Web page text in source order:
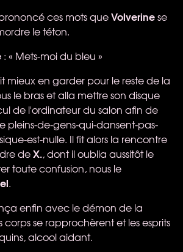
ces mots queVolverinese
le téton.
: « Mets-moi du bleu »
mieux en garder pour le reste de la
le bras et alla mettre son disque
de l'ordinateur du salon afin de
pleins-de-gens-qui-dansent-pas-
est-nulle. Il fit alors la rencontre
deX., dont il oublia aussitôt le
toute confusion, nous le
.
enfin avec le démon de la
corps se rapprochèrent et les esprits
alcool aidant.